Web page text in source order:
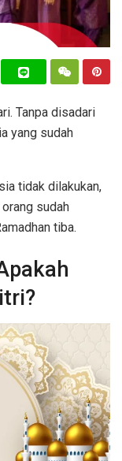
Tanpa disadari
yang sudah
tidak dilakukan,
sudah
tiba.